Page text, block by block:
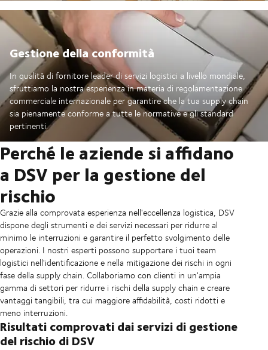
Gestione della conformità
In qualità di fornitore leader di servizi logistici a livello mondiale,
sfruttiamo la nostra esperienza in materia di regolamentazione
commerciale internazionale per garantire che la tua supply chain
sia pienamente conforme a tutte le normative e gli standard
pertinenti.
Perché le aziende si affidano
a DSV per la gestione del
rischio
Grazie alla comprovata esperienza nell'eccellenza logistica, DSV
dispone degli strumenti e dei servizi necessari per ridurre al
minimo le interruzioni e garantire il perfetto svolgimento delle
operazioni. I nostri esperti possono supportare i tuoi team
logistici nell'identificazione e nella mitigazione dei rischi in ogni
fase della supply chain. Collaboriamo con clienti in un'ampia
gamma di settori per ridurre i rischi della supply chain e creare
vantaggi tangibili, tra cui maggiore affidabilità, costi ridotti e
meno interruzioni.
Risultati comprovati dai servizi di gestione
del rischio di DSV